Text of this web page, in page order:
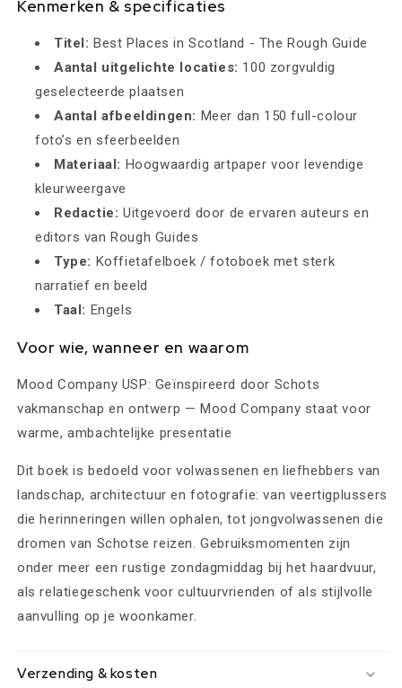
Kenmerken & specificaties
Titel: Best Places in Scotland - The Rough Guide
Aantal uitgelichte locaties: 100 zorgvuldig
geselecteerde plaatsen
Aantal afbeeldingen: Meer dan 150 full-colour
foto’s en sfeerbeelden
Materiaal: Hoogwaardig artpaper voor levendige
kleurweergave
Redactie: Uitgevoerd door de ervaren auteurs en
editors van Rough Guides
Type: Koffietafelboek / fotoboek met sterk
narratief en beeld
Taal: Engels
Voor wie, wanneer en waarom
Mood Company USP: Geïnspireerd door Schots
vakmanschap en ontwerp — Mood Company staat voor
warme, ambachtelijke presentatie
Dit boek is bedoeld voor volwassenen en liefhebbers van
landschap, architectuur en fotografie: van veertigplussers
die herinneringen willen ophalen, tot jongvolwassenen die
dromen van Schotse reizen. Gebruiksmomenten zijn
onder meer een rustige zondagmiddag bij het haardvuur,
als relatiegeschenk voor cultuurvrienden of als stijlvolle
aanvulling op je woonkamer.
Verzending & kosten